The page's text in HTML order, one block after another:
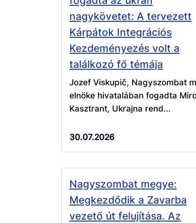
nagykövetet: A tervezett
Kárpátok Integrációs
Kezdeményezés volt a
találkozó fő témája
Jozef Viskupič, Nagyszombat
elnöke hivatalában fogadta
Kasztrant, Ukrajna rend...
30.07.2026
Nagyszombat megye:
Megkezdődik a Zavarba
vezető út felujítása. Az